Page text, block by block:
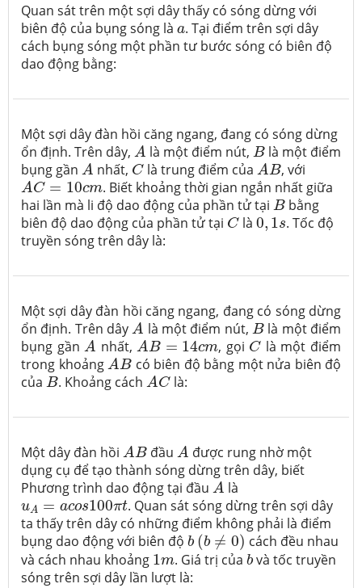
Quan sát trên một sợi dây thấy có sóng dừng với
biên độ của bụng sóng là a
a. Tại điểm trên sợi dây
cách bụng sóng một phần tư bước sóng có biên độ
dao động bằng:
Một sợi dây đàn hồi căng ngang, đang có sóng dừng
ổn định. Trên dây, A
A là một điểm nút, B
B là một điểm
bụng gần A
A nhất, C
Clà trung điểm của AB
AB , với
AC = 10cm
AC=10cm
. Biết khoảng thời gian ngắn nhất giữa
hai lần mà li độ dao động của phần tử tại B
B bằng
biên độ dao động của phần tử tại C
Clà 0, 1s
0,1s. Tốc độ
truyền sóng trên dây là:
Một sợi dây đàn hồi căng ngang, đang có sóng dừng
ổn định. Trên dâyA
A là một điểm nút,B
B là một điểm
bụng gầnA
A nhất,AB = 14cm
AB=14cm , gọi C
C là một điểm
trong khoảng AB
AB có biên độ bằng một nửa biên độ
của B
B. Khoảng cách AC
AC là:
Một dây đàn hồi AB
A B đầu A
A được rung nhờ một
dụng cụ để tạo thành sóng dừng trên dây, biết
Phương trình dao động tại đầu A
A là
uA = acos100πt
uA=acos100πt . Quan sát sóng dừng trên sợi dây
ta thấy trên dây có những điểm không phải là điểm
bụng dao động với biên độ b
b(b ≠ 0)
(b ≠0)
cách đều nhau
và cách nhau khoảng 1m
1m. Giá trị của b
bvà tốc truyền
sóng trên sợi dây lần lượt là: